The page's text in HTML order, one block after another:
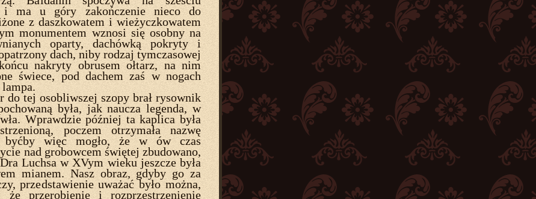
i ma u góry zakończenie nieco do
z daszkowatem i wieżyczkowatem
monumentem wznosi się osobny na
oparty, dachówką pokryty i
dach, niby rodzaj tymczasowej
nakryty obrusem ołtarz, na nim
świece, pod dachem zaś w nogach
do tej osobliwszej szopy brał rysownik
była, jak naucza legenda, w
Wprawdzie później ta kaplica była
poczem otrzymała nazwę
więc mogło, że w ów czas
nad grobowcem świętej zbudowano,
Luchsa w XVym wieku jeszcze była
mianem. Nasz obraz, gdyby go za
przedstawienie uważać było można,
że przerobienie i rozprzestrzenienie